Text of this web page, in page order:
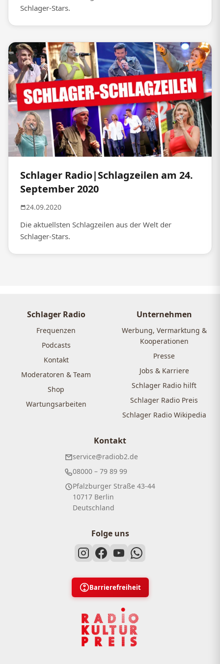
Schlager-Stars.
Schlager Radio|Schlagzeilen am 24.
September 2020
24.09.2020
Die aktuellsten Schlagzeilen aus der Welt der
Schlager-Stars.
Schlager Radio
Frequenzen
Podcasts
Kontakt
Moderatoren & Team
Shop
Wartungsarbeiten
Unternehmen
Werbung, Vermarktung &
Kooperationen
Presse
Jobs & Karriere
Schlager Radio hilft
Schlager Radio Preis
Schlager Radio Wikipedia
Kontakt
service@radiob2.de
08000 – 79 89 99
Pfalzburger Straße 43-44
10717 Berlin
Deutschland
Folge uns
Barrierefreiheit